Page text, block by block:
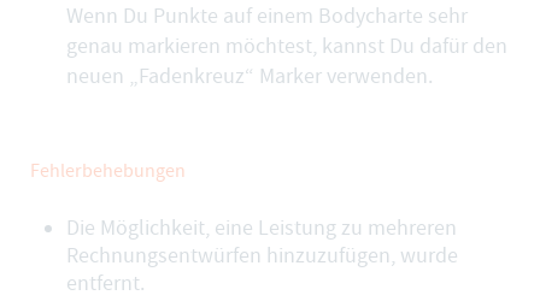
Wenn Du Punkte auf einem Bodycharte sehr
genau markieren möchtest, kannst Du dafür den
neuen „Fadenkreuz“ Marker verwenden.
Fehlerbehebungen
Die Möglichkeit, eine Leistung zu mehreren
Rechnungsentwürfen hinzuzufügen, wurde
entfernt.